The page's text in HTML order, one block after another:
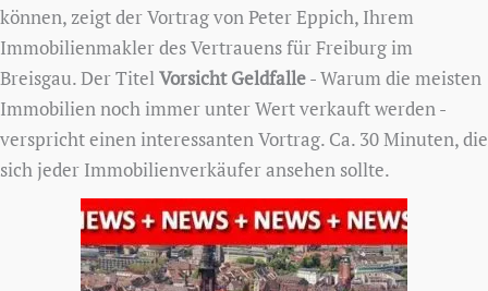
können, zeigt der Vortrag von Peter Eppich, Ihrem
Immobilienmakler des Vertrauens für Freiburg im
Breisgau. Der TitelVorsicht Geldfalle- Warum die meisten
Immobilien noch immer unter Wert verkauft werden -
verspricht einen interessanten Vortrag. Ca. 30 Minuten, die
sich jeder Immobilienverkäufer ansehen sollte.